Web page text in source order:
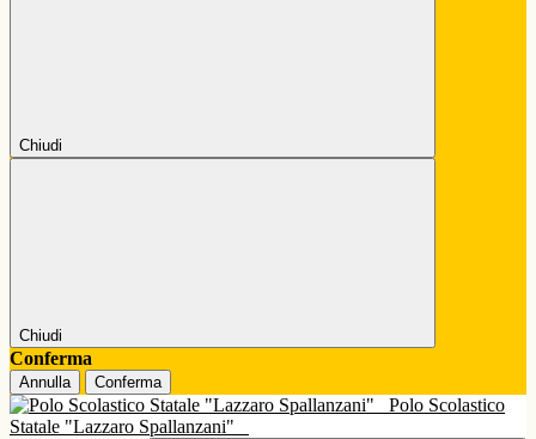
Chiudi
Chiudi
Conferma
Annulla Conferma
Polo Scolastico
Statale "Lazzaro Spallanzani"